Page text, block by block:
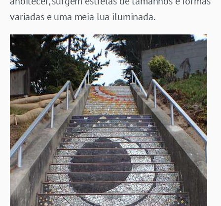
variadas e uma meia lua iluminada.